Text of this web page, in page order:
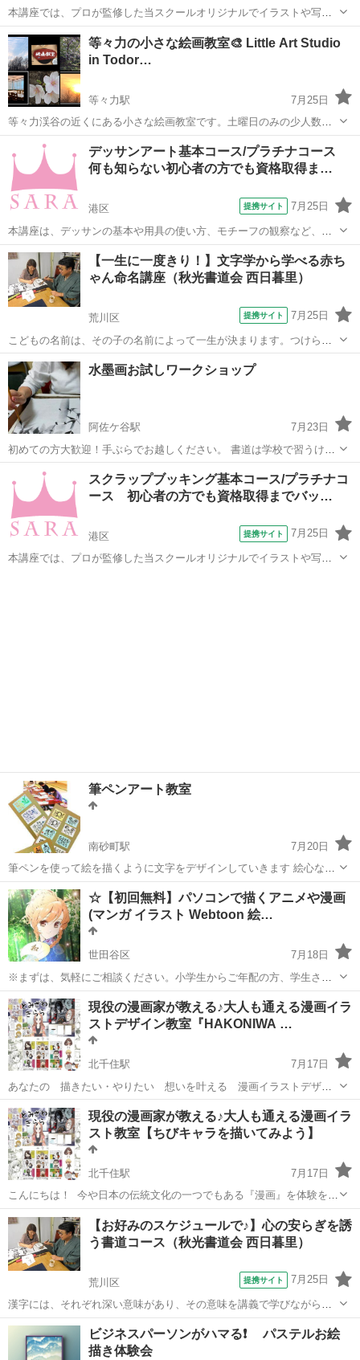
本講座では、プロが監修した当スクールオリジナルでイラストや写真
も添えた分かりやすいテキスト使用しています。 そのため、全く知識
が無い方からでも問題なく学ぶことができます。 プラチナコースの場
合、ご卒業と同時に資格が取得でき、...
東京 港区 デッサン
等々力の小さな絵画教室🎨 Little Art Studio
in Todor…
等々力駅
7月25日
等々力渓谷の近くにある小さな絵画教室です。土曜日のみの少人数の
教室です。 10時30分〜12時30分 大人の方のクラスです。（中高生も
可） 14時〜16時30分 小学生のクラスです。（中高生も可） 高齢の
方、障がいのあ...
世田谷区 等々力駅 絵画 絵画教室
デッサンアート基本コース/プラチナコース
何も知らない初心者の方でも資格取得ま…
港区 提携サイト 7月25日
本講座は、デッサンの基本や用具の使い方、モチーフの観察など、デ
ッサンの基礎的な事から学び、「カップ」などの比較的簡単なデッサ
ンから始め、最終的には風景や人物のデッサンまでマスター可能な講
座です。 今まで絵を描く経験が無かった...
東京 港区 デッサン
【一生に一度きり！】文字学から学べる赤ち
ゃん命名講座（秋光書道会 西日暮里）
荒川区 提携サイト 7月25日
こどもの名前は、その子の名前によって一生が決まります。つけられ
た漢字の意味をよく理解しないでつけたりすると、子供にとっても、
一生マイナスになりますし、両親にとっても気がかりなものです。文
字学、つまりその漢字が本来もつ意味から...
東京 荒川区 その他
水墨画お試しワークショップ
阿佐ケ谷駅
7月23日
初めての方大歓迎！手ぶらでお越しください。 書道は学校で習うけ
ど、 水墨画は習わないですよね？ でも、日本人なら心得ておきたいも
の。 インバウンドの方にも大人気！ いたずら書き感覚で挑戦できま
す！ ＜こん...
阿佐ケ谷駅 絵画 手ぶら
スクラップブッキング基本コース/プラチナコ
ース 初心者の方でも資格取得までバッ…
港区 提携サイト 7月25日
本講座では、プロが監修した当スクールオリジナルでイラストや写真
筆ペンアート教室
南砂町駅
7月20日
筆ペンを使って絵を描くように文字をデザインしていきます 絵心なく
ても大丈夫です！コツとポイントを押さえるだけで、味のある作品に
仕上がります。 手描きはストレス解消にもなります。 周りの方々にも
感動される文字を描いてみませんか...
東京 江東区 南砂町駅 絵画
☆【初回無料】パソコンで描くアニメや漫画
(マンガ イラスト Webtoon 絵…
世田谷区
7月18日
※まずは、気軽にご相談ください。小学生からご年配の方、学生さん
や主婦の方、プロの方でクリスタの使い方とか、まったくの絵の未経
験の方でもOK! アナログで描きたい方もご気軽にご相談ください。 別
途漫画原稿(AI含む)を依頼...
東京 世田谷区 その他 クリップスタジオ
現役の漫画家が教える♪大人も通える漫画イラ
ストデザイン教室『HAKONIWA …
北千住駅
7月17日
あなたの 描きたい・やりたい 想いを叶える 漫画イラストデザイ
ン教室【HAKONIWA 】開講！！ ◆絵が上手くなりたい ♦︎漫画を描い
てみたい ♦︎同人誌を作ってみたい ◆漫画を使った広告を作りたい ◆
デ...
東京 足立区 北千住駅 イラスト 漫画
現役の漫画家が教える♪大人も通える漫画イラ
スト教室【ちびキャラを描いてみよう】
北千住駅
7月17日
こんにちは！ 今や日本の伝統文化の一つでもある『漫画』を体験をし
てみませんか？ 体験では二頭身の【ちびキャラ】の描き方講座を行
なっています。 ちびキャラ以外の物を描いてみたい、自分の漫画を見
て貰いたい、という方も大歓...
東京 足立区 北千住駅
【お好みのスケジュールで♪】心の安らぎを誘
う書道コース（秋光書道会 西日暮里）
荒川区 提携サイト 7月25日
漢字には、それぞれ深い意味があり、その意味を講義で学びながら、
作品作りをするコースです。 例えば、平和の「和」は「なごみ」とい
う意味で、右側に書いてある「口」は、祈りの箱を表します。つま
り、品川の「品」は祈りの箱を３つ置いた...
東京 荒川区 その他
ビジネスパーソンがハマる❗️ パステルお絵
描き体験会